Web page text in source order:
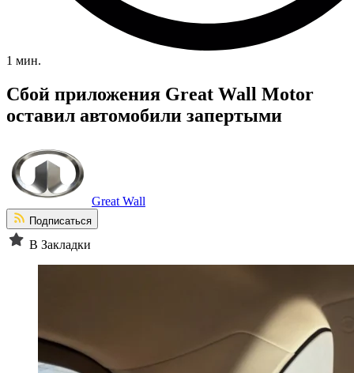
1 мин.
Сбой приложения Great Wall Motor
оставил автомобили запертыми
Great Wall
Подписаться
В Закладки